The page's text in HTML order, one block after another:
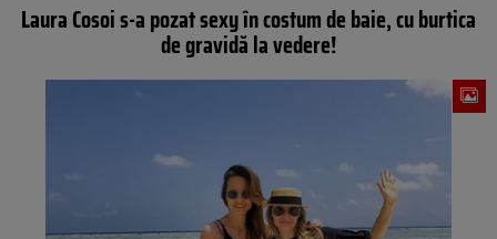
Laura Cosoi s-a pozat sexy în costum de baie, cu burtica
de gravidă la vedere!